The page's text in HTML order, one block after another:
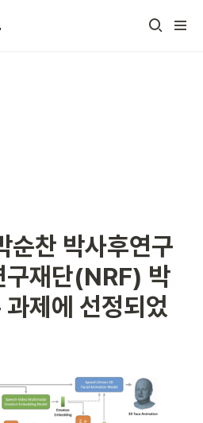
순찬 박사후연구
구재단(NRF) 박
제에 선정되었